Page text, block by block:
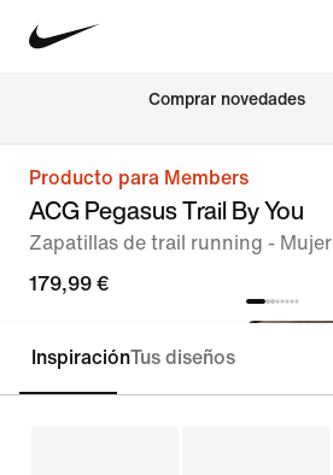
Comprar novedades
Producto para Members
ACG Pegasus Trail By You
Zapatillas de trail running - Mujer
179,99 €
Personalizar
InspiraciónTus diseños